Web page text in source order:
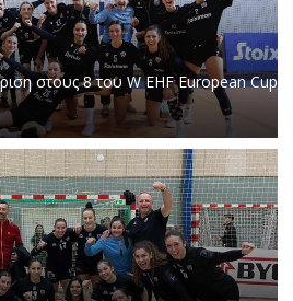
στους 8 του W EHF European Cup